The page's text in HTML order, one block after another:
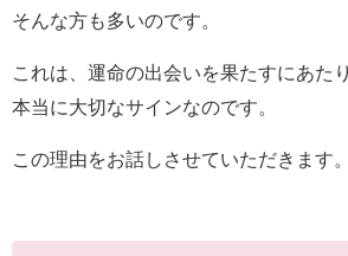
そんな方も多いのです。
これは、運命の出会いを果たすにあたり
本当に大切なサインなのです。
この理由をお話しさせていただきます。